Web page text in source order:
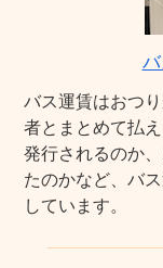
バス運賃はおつ
者とまとめて払
発行されるのか
たのかなど、バ
しています。